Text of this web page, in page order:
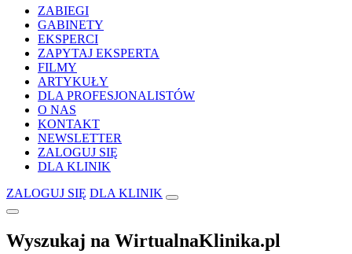
ZABIEGI
GABINETY
EKSPERCI
ZAPYTAJ EKSPERTA
FILMY
ARTYKUŁY
DLA PROFESJONALISTÓW
O NAS
KONTAKT
NEWSLETTER
ZALOGUJ SIĘ
DLA KLINIK
ZALOGUJ SIĘ DLA KLINIK
Wyszukaj na WirtualnaKlinika.pl